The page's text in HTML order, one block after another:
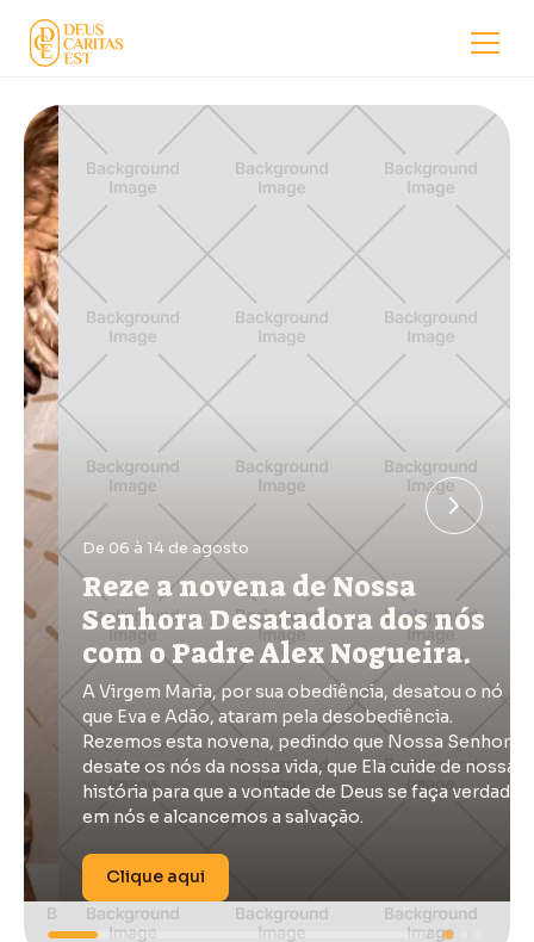
De 06 à 14 de agosto
Reze a novena de Nossa
Senhora Desatadora dos nós
com o Padre Alex Nogueira.
A Virgem Maria, por sua obediência, desatou o nó
que Eva e Adão, ataram pela desobediência.
Rezemos esta novena, pedindo que Nossa Senhora
desate os nós da nossa vida, que Ela cuide de nossa
história para que a vontade de Deus se faça verdade
em nós e alcancemos a salvação.
Clique aqui